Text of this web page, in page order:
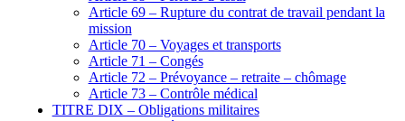
Article 69 – Rupture du contrat de travail pendant la
mission
Article 70 – Voyages et transports
Article 71 – Congés
Article 72 – Prévoyance – retraite – chômage
Article 73 – Contrôle médical
TITRE DIX – Obligations militaires